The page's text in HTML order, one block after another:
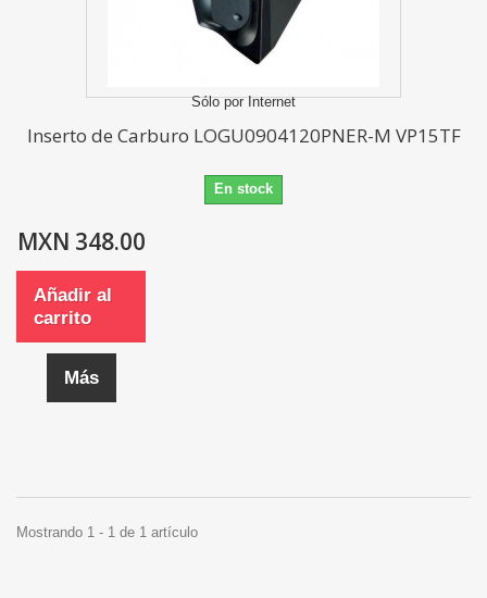
Sólo por Internet
Inserto de Carburo LOGU0904120PNER-M VP15TF
En stock
MXN 348.00
Añadir al
carrito
Más
Mostrando 1 - 1 de 1 artículo